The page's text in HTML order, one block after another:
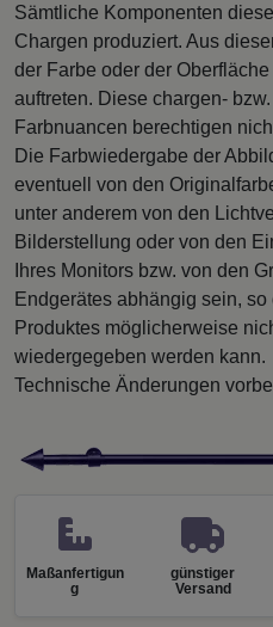
Sämtliche Komponenten
Chargen produziert. Aus
der Farbe oder der
auftreten. Diese chargen-
Farbnuancen berechtigen
Die Farbwiedergabe der
eventuell von den
unter anderem von den
Bilderstellung oder von den
Ihres Monitors bzw. von den
Endgerätes abhängig sein,
Produktes möglicherweise
wiedergegeben werden kann.
Technische Änderungen
Maßanfertigun
g
günstiger
Versand